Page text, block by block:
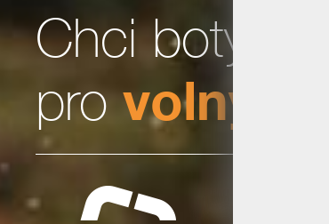
Chci boty
provolný čas